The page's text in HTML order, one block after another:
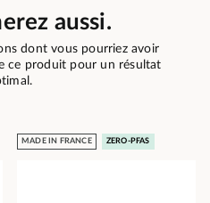
aussi.
dont vous pourriez avoir
ce produit pour un résultat
MADE IN FRANCE ZERO-PFAS